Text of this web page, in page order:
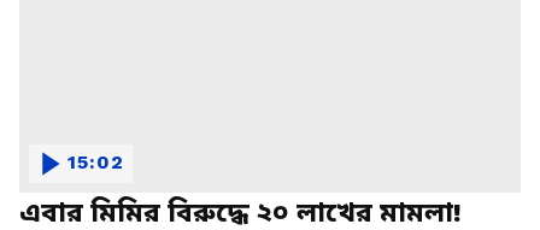
এবার মিমির বিরুদ্ধে ২০ লাখের মামলা!
15:02